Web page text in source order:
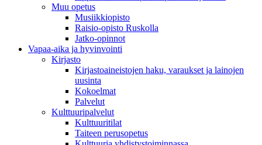
Muu opetus
Musiikkiopisto
Raisio-opisto Ruskolla
Jatko-opinnot
Vapaa-aika ja hyvinvointi
Kirjasto
Kirjastoaineistojen haku, varaukset ja lainojen
uusinta
Kokoelmat
Palvelut
Kulttuuripalvelut
Kulttuuritilat
Taiteen perusopetus